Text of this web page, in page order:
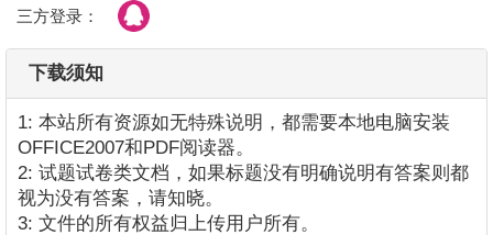
三方登录：
下载须知
1: 本站所有资源如无特殊说明，都需要本地电脑安装
OFFICE2007和PDF阅读器。
2: 试题试卷类文档，如果标题没有明确说明有答案则都
视为没有答案，请知晓。
3: 文件的所有权益归上传用户所有。